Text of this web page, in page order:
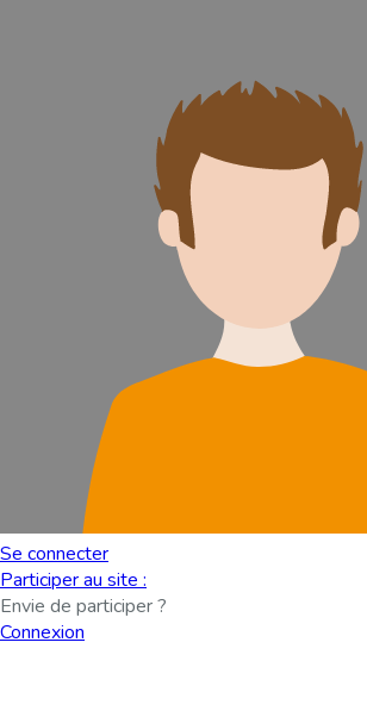
Se connecter
Participer au site :
Envie de participer ?
Connexion